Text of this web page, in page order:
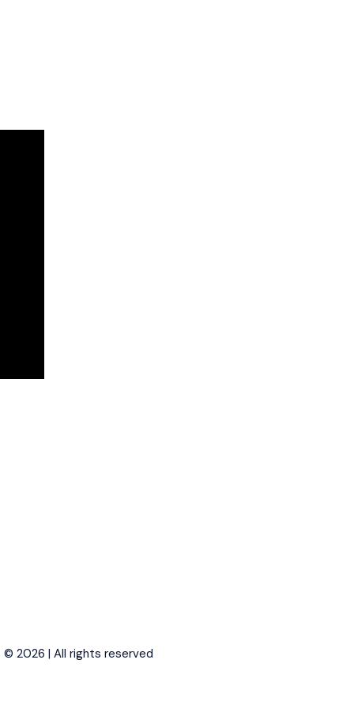
© 2026 | All rights reserved